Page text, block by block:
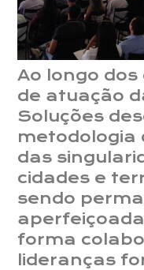
Ao longo
de atuação
Soluções
metodologia
das
cidades e
sendo
forma
lideranças